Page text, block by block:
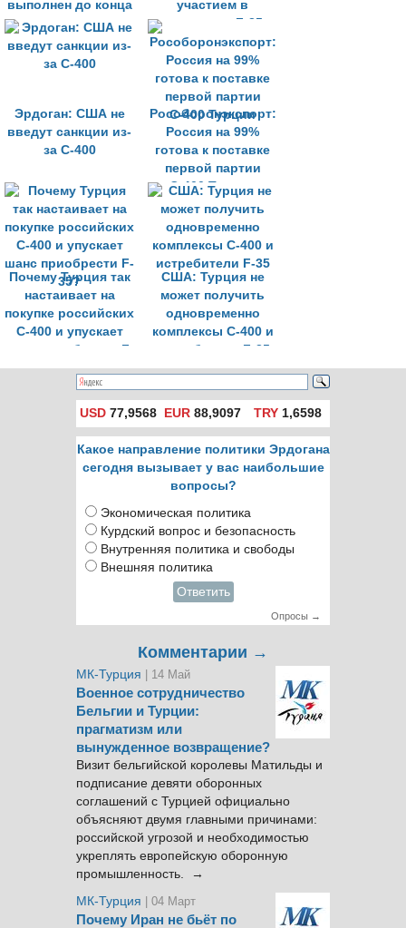
выполнен до конца
года
участием в
программе F-35
Эрдоган: США не
введут санкции из-
за С-400
Рособоронэкспорт:
Россия на 99%
готова к поставке
первой партии
С-400 Турции
Почему Турция так
настаивает на
покупке российских
С-400 и упускает
шанс приобрести F-
35?
США: Турция не
может получить
одновременно
комплексы С-400 и
истребители F-35
USD 77,9568 EUR 88,9097 TRY1,6598
Какое направление политики Эрдогана
сегодня вызывает у вас наибольшие
вопросы?
Экономическая политика
Курдский вопрос и безопасность
Внутренняя политика и свободы
Внешняя политика
Ответить
Опросы →
Комментарии →
МК-Турция | 14 Май
Военное сотрудничество
Бельгии и Турции:
прагматизм или
вынужденное возвращение?
Визит бельгийской королевы Матильды и
подписание девяти оборонных
соглашений с Турцией официально
объясняют двумя главными причинами:
российской угрозой и необходимостью
укреплять европейскую оборонную
промышленность. →
МК-Турция
| 04 Март
Почему Иран не бьёт по